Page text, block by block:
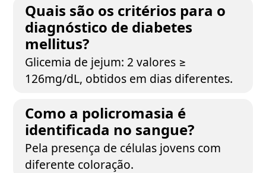
Quais são os critérios para o
diagnóstico de diabetes
mellitus?
Glicemia de jejum: 2 valores ≥
126mg/dL, obtidos em dias diferentes.
Como a policromasia é
identificada no sangue?
Pela presença de células jovens com
diferente coloração.